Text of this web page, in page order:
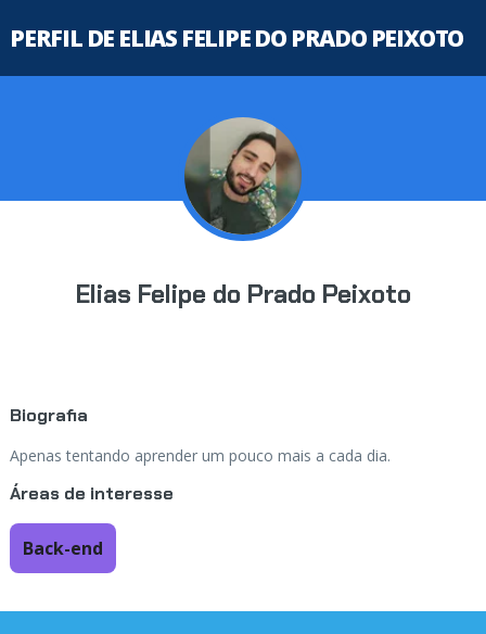
PERFIL DE ELIAS FELIPE DO PRADO PEIXOTO
Elias Felipe do Prado Peixoto
Biografia
Apenas tentando aprender um pouco mais a cada dia.
Áreas de interesse
Back-end